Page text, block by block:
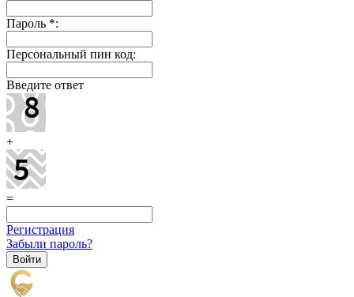
Пароль *:
Персональный пин код:
Введите ответ
+
=
Регистрация
Забыли пароль?